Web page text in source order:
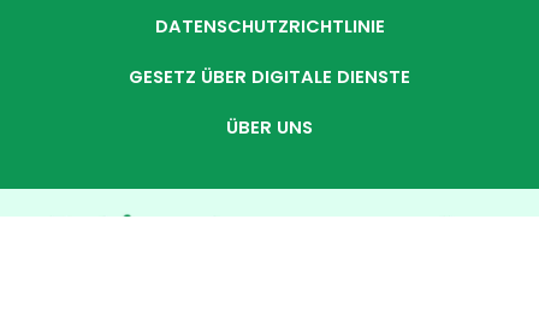
DATENSCHUTZRICHTLINIE
GESETZ ÜBER DIGITALE DIENSTE
ÜBER UNS